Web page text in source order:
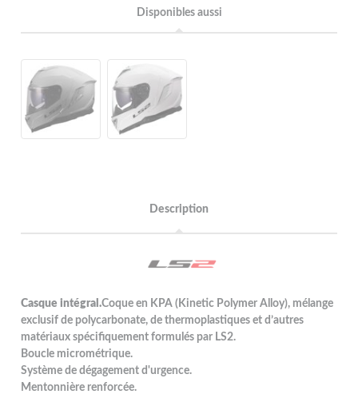
Disponibles aussi
Description
Casque intégral.Coque en KPA (Kinetic Polymer Alloy), mélange
exclusif de polycarbonate, de thermoplastiques et d’autres
matériaux spécifiquement formulés par LS2.
Boucle micrométrique.
Système de dégagement d'urgence.
Mentonnière renforcée.